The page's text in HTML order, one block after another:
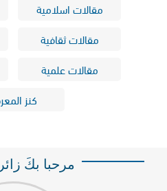
مقالات اسلامية
مقالات ثقافية
مقالات علمية
كنز
مرحبا بكَ